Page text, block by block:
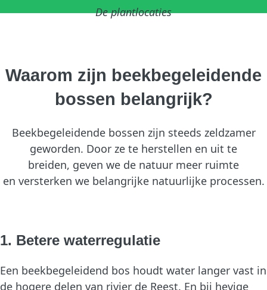
De plantlocaties
Waarom zijn beekbegeleidende
bossen belangrijk?
Beekbegeleidende bossen zijn steeds zeldzamer
geworden. Door ze te herstellen en uit te
breiden, geven we de natuur meer ruimte
en versterken we belangrijke natuurlijke processen.
1. Betere waterregulatie
Een beekbegeleidend bos houdt water langer vast in
de hogere delen van rivier de Reest. En bij hevige